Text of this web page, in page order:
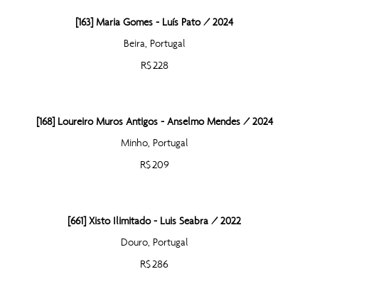
[163] Maria Gomes - Luís Pato / 2024
Beira, Portugal
R$ 228
[168] Loureiro Muros Antigos - Anselmo Mendes / 2024
Minho, Portugal
R$ 209
[661] Xisto Ilimitado - Luis Seabra / 2022
Douro, Portugal
R$ 286